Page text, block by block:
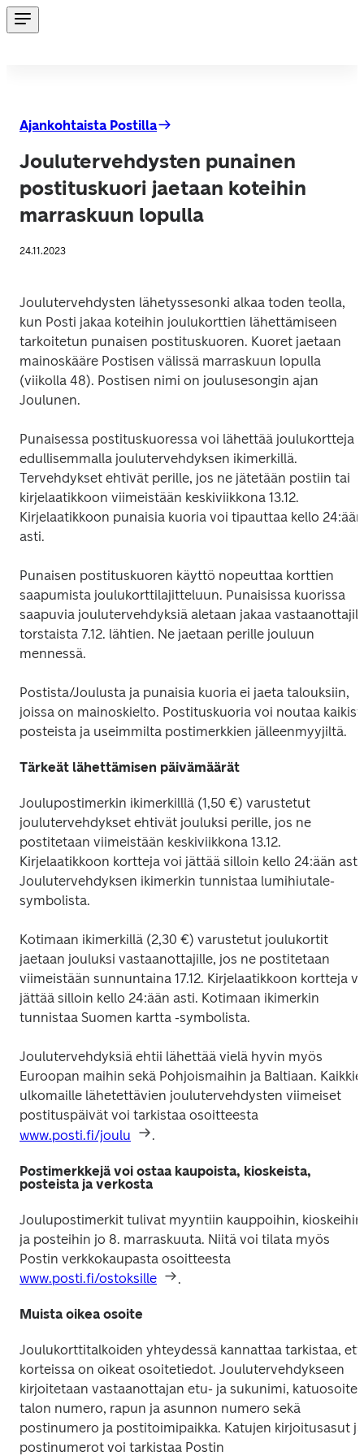
Ajankohtaista Postilla
Joulutervehdysten punainen
postituskuori jaetaan koteihin
marraskuun lopulla
24.11.2023
Joulutervehdysten lähetyssesonki alkaa toden teolla,
kun Posti jakaa koteihin joulukorttien lähettämiseen
tarkoitetun punaisen postituskuoren. Kuoret jaetaan
mainoskääre Postisen välissä marraskuun lopulla
(viikolla 48). Postisen nimi on joulusesongin ajan
Joulunen.
Punaisessa postituskuoressa voi lähettää joulukortteja
edullisemmalla joulutervehdyksen ikimerkillä.
Tervehdykset ehtivät perille, jos ne jätetään postiin tai
kirjelaatikkoon viimeistään keskiviikkona 13.12.
Kirjelaatikkoon punaisia kuoria voi tipauttaa kello 24:ään
asti.
Punaisen postituskuoren käyttö nopeuttaa korttien
saapumista joulukorttilajitteluun. Punaisissa kuorissa
saapuvia joulutervehdyksiä aletaan jakaa
torstaista 7.12. lähtien. Ne jaetaan perille jouluun
mennessä.
Postista/Joulusta ja punaisia kuoria ei jaeta talouksiin,
joissa on mainoskielto. Postituskuoria voi noutaa
posteista ja useimmilta postimerkkien jälleenmyyjiltä.
Tärkeät lähettämisen päivämäärät
Joulupostimerkin ikimerkilllä (1,50 €) varustetut
joulutervehdykset ehtivät jouluksi perille, jos ne
postitetaan viimeistään keskiviikkona 13.12.
Kirjelaatikkoon kortteja voi jättää silloin kello 24:ään asti.
Joulutervehdyksen ikimerkin tunnistaa lumihiutale-
symbolista.
Kotimaan ikimerkillä (2,30 €) varustetut joulukortit
jaetaan jouluksi vastaanottajille, jos ne postitetaan
viimeistään sunnuntaina 17.12. Kirjelaatikkoon kortteja
jättää silloin kello 24:ään asti. Kotimaan ikimerkin
tunnistaa Suomen kartta -symbolista.
Joulutervehdyksiä ehtii lähettää vielä hyvin myös
Euroopan maihin sekä Pohjoismaihin ja Baltiaan.
ulkomaille lähetettävien joulutervehdysten viimeiset
www.posti.fi/joulu
.
Postimerkkejä voi ostaa kaupoista, kioskeista,
posteista ja verkosta
Joulupostimerkit tulivat myyntiin kauppoihin, kioskeihin
ja posteihin jo 8. marraskuuta. Niitä voi tilata myös
www.posti.fi/ostoksille
.
Muista oikea osoite
Joulukorttitalkoiden yhteydessä kannattaa tarkistaa,
korteissa on oikeat osoitetiedot. Joulutervehdykseen
kirjoitetaan vastaanottajan etu- ja sukunimi, katuosoite,
talon numero, rapun ja asunnon numero sekä
postinumero ja postitoimipaikka. Katujen kirjoitusasut ja
postinumerot voi tarkistaa Postin